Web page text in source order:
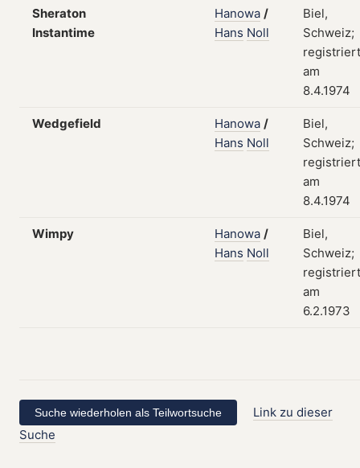
Sheraton
Instantime
Hanowa /
Hans Noll
Biel,
Schweiz;
registriert
am
8.4.1974
Wedgefield Hanowa /
Hans Noll
Biel,
Schweiz;
registriert
am
8.4.1974
Wimpy Hanowa /
Hans Noll
Biel,
Schweiz;
registriert
am
6.2.1973
Link zu dieser
Suche